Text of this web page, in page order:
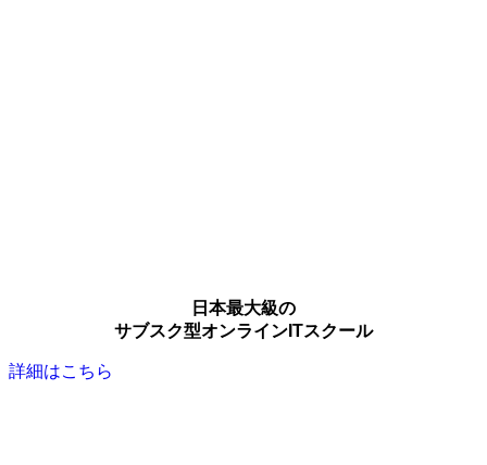
日本最大級の
サブスク型オンラインITスクール
詳細はこちら